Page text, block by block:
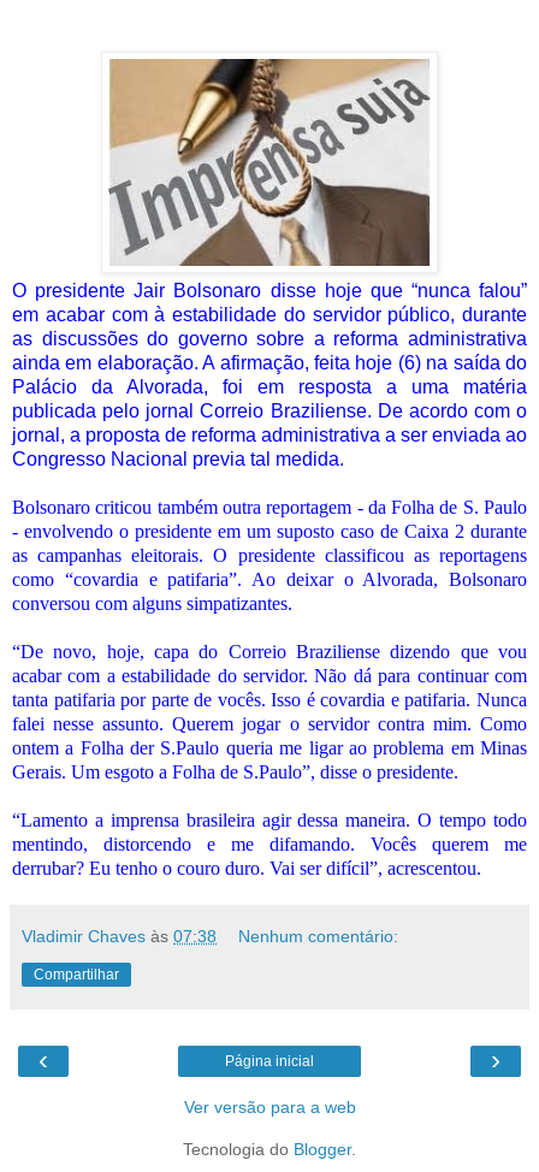
O presidente Jair Bolsonaro disse hoje que “nunca falou”
em acabar com à estabilidade do servidor público, durante
as discussões do governo sobre a reforma administrativa
ainda em elaboração. A afirmação, feita hoje (6) na saída do
Palácio da Alvorada, foi em resposta a uma matéria
publicada pelo jornal Correio Braziliense. De acordo com o
jornal, a proposta de reforma administrativa a ser enviada ao
Congresso Nacional previa tal medida.
Bolsonaro criticou também outra reportagem - da Folha de S. Paulo
- envolvendo o presidente em um suposto caso de Caixa 2 durante
as campanhas eleitorais. O presidente classificou as reportagens
como “covardia e patifaria”. Ao deixar o Alvorada, Bolsonaro
conversou com alguns simpatizantes.
“De novo, hoje, capa do Correio Braziliense dizendo que vou
acabar com a estabilidade do servidor. Não dá para continuar com
tanta patifaria por parte de vocês. Isso é covardia e patifaria. Nunca
falei nesse assunto. Querem jogar o servidor contra mim. Como
ontem a Folha der S.Paulo queria me ligar ao problema em Minas
Gerais. Um esgoto a Folha de S.Paulo”, disse o presidente.
“Lamento a imprensa brasileira agir dessa maneira. O tempo todo
mentindo, distorcendo e me difamando. Vocês querem me
derrubar? Eu tenho o couro duro. Vai ser difícil”, acrescentou.
Vladimir Chaves às 07:38 Nenhum comentário:
Compartilhar
‹ ›
Página inicial
Ver versão para a web
Tecnologia do Blogger.